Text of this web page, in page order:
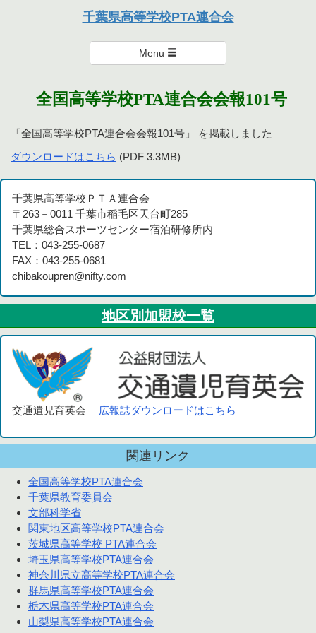
千葉県高等学校PTA連合会
本連合会は、個々を尊重し楽しく支え・励まし合い、達成感のある
す。
千葉県高等学校PTA連合会
Menu
全国高等学校PTA連合会会報101号
「全国高等学校PTA連合会会報101号」 を掲載しました
ダウンロードはこちら (PDF 3.3MB)
千葉県高等学校ＰＴＡ連合会
〒263－0011 千葉市稲毛区天台町285
千葉県総合スポーツセンター宿泊研修所内
TEL：043-255-0687
FAX：043-255-0681
chibakoupren@nifty.com
地区別加盟校一覧
交通遺児育英会 広報誌ダウンロードはこちら
関連リンク
全国高等学校PTA連合会
千葉県教育委員会
文部科学省
関東地区高等学校PTA連合会
茨城県高等学校 PTA連合会
埼玉県高等学校PTA連合会
神奈川県立高等学校PTA連合会
群馬県高等学校PTA連合会
栃木県高等学校PTA連合会
山梨県高等学校PTA連合会